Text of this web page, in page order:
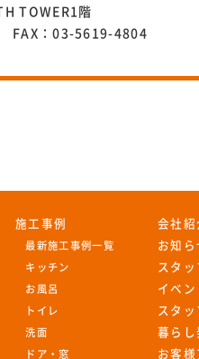
TOWER1階
：03-5619-4804
施工事例
最新施工事例一覧
キッチン
お風呂
トイレ
洗面
ドア・窓
会社紹
お知ら
スタ
イベ
スタ
暮らし
お客